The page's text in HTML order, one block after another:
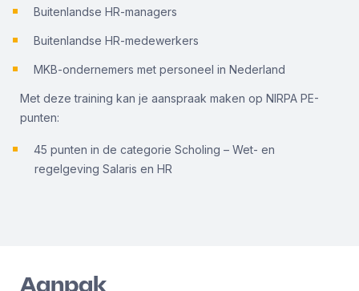
Buitenlandse HR-managers
Buitenlandse HR-medewerkers
MKB-ondernemers met personeel in Nederland
Met deze training kan je aanspraak maken op NIRPA PE-
punten:
45 punten in de categorie Scholing – Wet- en
regelgeving Salaris en HR
Aanpak